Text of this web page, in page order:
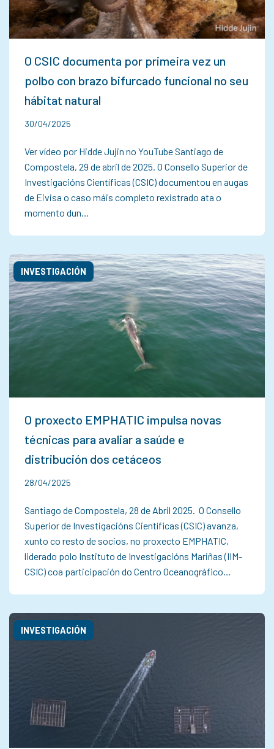
O CSIC documenta por primeira vez un
polbo con brazo bifurcado funcional no seu
hábitat natural
30/04/2025
Ver vídeo por Hidde Jujin no YouTube Santiago de
Compostela, 29 de abril de 2025. O Consello Superior de
Investigacións Científicas (CSIC) documentou en augas
de Eivisa o caso máis completo rexistrado ata o
momento dun…
O proxecto EMPHATIC impulsa novas
técnicas para avaliar a saúde e
distribución dos cetáceos
INVESTIGACIÓN
28/04/2025
Santiago de Compostela, 28 de Abril 2025. O Consello
Superior de Investigacións Científicas (CSIC) avanza,
xunto co resto de socios, no proxecto EMPHATIC,
liderado polo Instituto de Investigacións Mariñas (IIM-
CSIC) coa participación do Centro Oceanográfico…
INVESTIGACIÓN